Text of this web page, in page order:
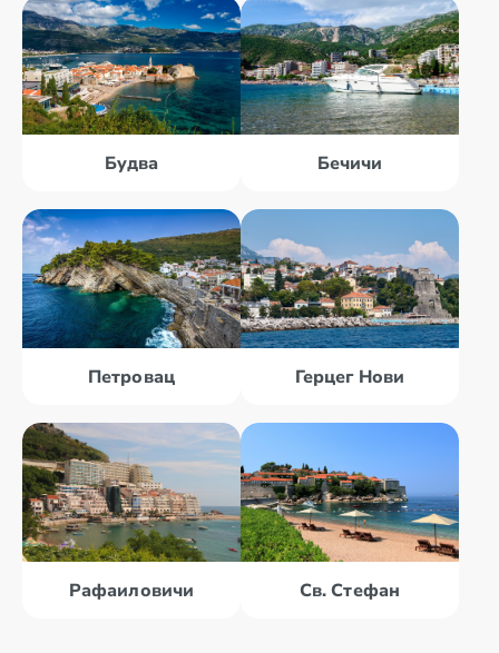
Будва Бечичи
Петровац Герцег Нови
Рафаиловичи Св. Стефан